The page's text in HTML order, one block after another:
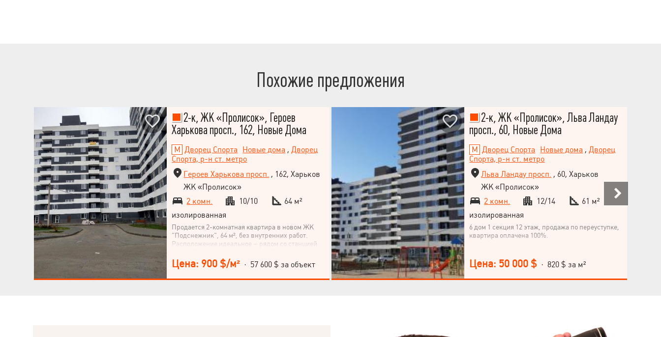
Похожие предложения
2-к, ЖК «Пролисок», Героев
Харькова просп., 162, Новые Дома
Дворец Спорта Новые дома ,Дворец
Спорта, р-н ст. метро
Героев Харькова просп. , 162, Харьков
ЖК «Пролисок»
2 комн.
10/10
64 м²
изолированная
Продается 2-комнатная квартира в новом ЖК
"Подснежник", 64 м², без внутренних работ.
Расположение идеальное – рядом со станцией
Харькова. Квартира на последнем этаже 10-
этажного дома, кухня 12 м² – все для вашего
комфорта. Не упускайте шанса стать владельцем
Цена: 900 $/м² · 57 600 $ за объект
2-к, ЖК «Пролисок», Льва Ландау
просп., 60, Новые Дома
Дворец Спорта Новые дома ,Дворец
Спорта, р-н ст. метро
Льва Ландау просп. , 60, Харьков
ЖК «Пролисок»
2 комн.
12/14
61 м²
изолированная
6 дом 1 секция 12 этаж, продажа по переуступке,
квартира оплачена 100%.
Цена: 50 000 $ · 820 $ за м²